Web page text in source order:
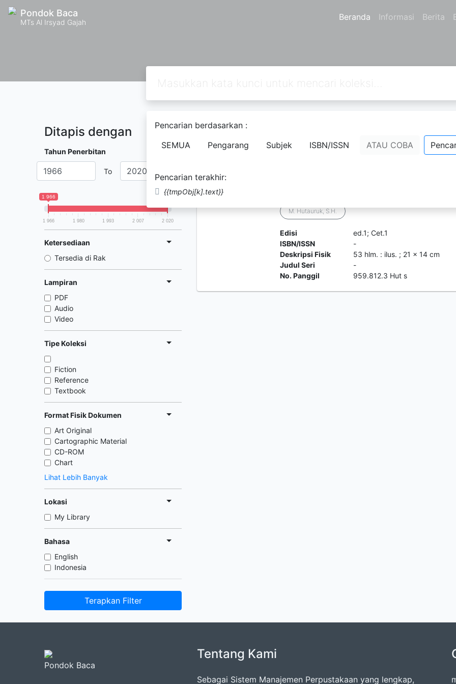
Pondok Baca
MTs Al Irsyad Gajah Beranda Informasi Berita
Pencarian berdasarkan :
SEMUA
Pengarang Subjek ISBN/ISSN ATAU COBA
Pencarian terakhir:
{{tmpObj[k].text}}
Ditapis dengan
Tahun Penerbitan
To
1 966 2 020
1 966 1 980 1 993 2 007 2 020
Ketersediaan
Tersedia di Rak
Lampiran
PDF
Audio
Video
Tipe Koleksi
Fiction
Reference
Textbook
Format Fisik Dokumen
Art Original
Cartographic Material
CD-ROM
Chart
Lihat Lebih Banyak
Lokasi
My Library
Bahasa
English
Indonesia
Terapkan Filter
author=M. Hutauruk,
Debug Box
M. Hutauruk, S.H.
Edisi
ed.1; Cet.1
ISBN/ISSN
-
Deskripsi Fisik
53 hlm. : ilus. ; 21 x 14 cm
Judul Seri
-
No. Panggil
959.812.3 Hut s
Pondok Baca
Tentang Kami
Sebagai Sistem Manajemen Perpustakaan yang lengkap,